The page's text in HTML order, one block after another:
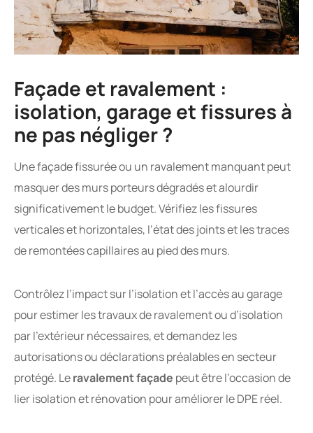
Façade et ravalement :
isolation, garage et fissures à
ne pas négliger ?
Une façade fissurée ou un ravalement manquant peut
masquer des murs porteurs dégradés et alourdir
significativement le budget. Vérifiez les fissures
verticales et horizontales, l’état des joints et les traces
de remontées capillaires au pied des murs.
Contrôlez l’impact sur l’isolation et l’accès au garage
pour estimer les travaux de ravalement ou d’isolation
par l’extérieur nécessaires, et demandez les
autorisations ou déclarations préalables en secteur
protégé. Leravalement façade peut être l’occasion de
lier isolation et rénovation pour améliorer le DPE réel.